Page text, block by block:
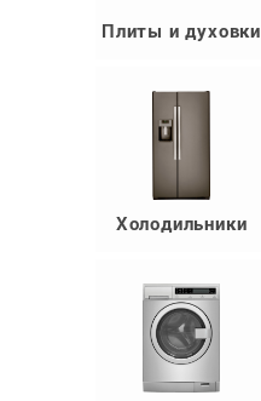
Плиты и духовки
Холодильники